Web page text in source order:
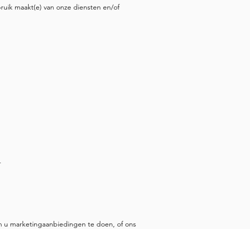
maakt(e) van onze diensten en/of
u marketingaanbiedingen te doen, of ons